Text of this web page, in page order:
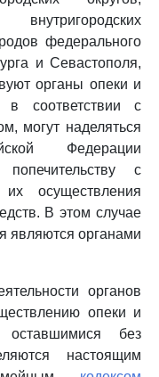
федерального
и Севастополя,
органы опеки и
в соответствии с
могут наделяться
Федерации
с
осуществления
В этом случае
являются органами
органов
опеки и
оставшимися без
настоящим